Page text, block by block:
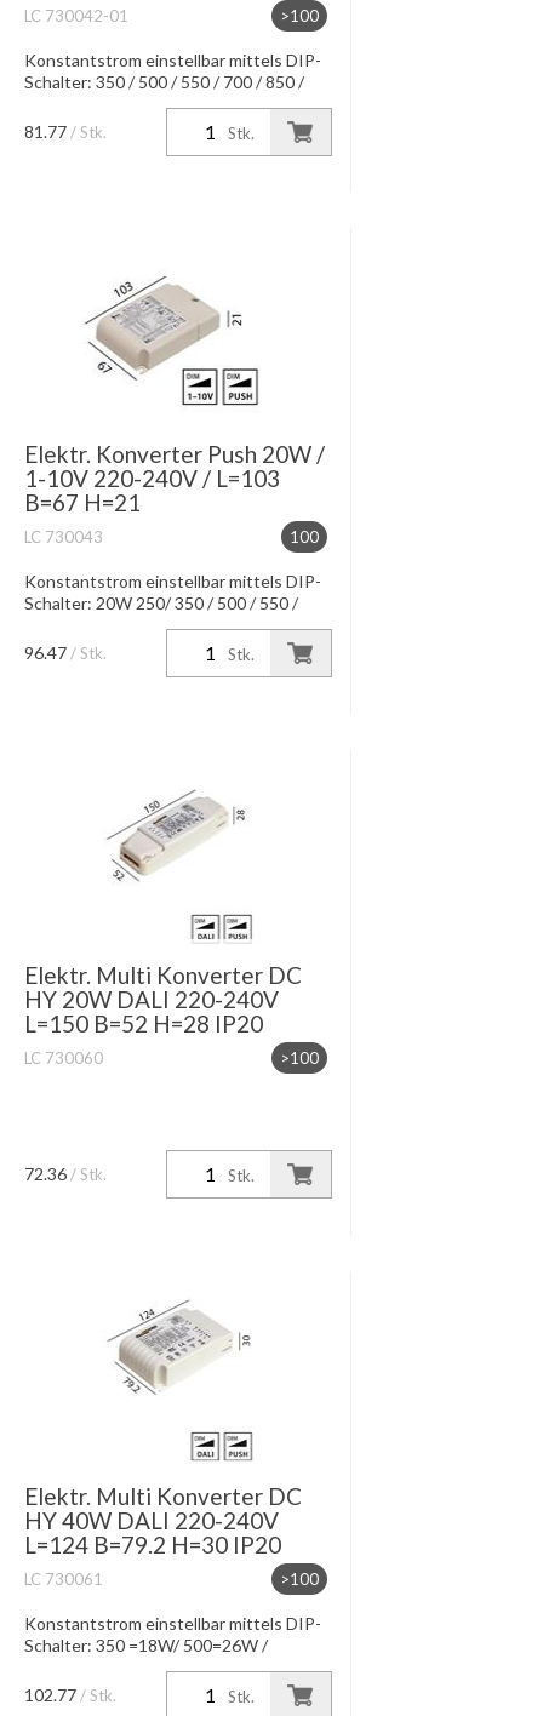
>100
LC 730042-01
Konstantstrom einstellbar mittels DIP-
Schalter: 350 / 500 / 550 / 700 / 850 /
mA Konstantspannung bei 24V 700 /
900mA IP20, Dimmung mittels Push
Stk.
81.77 / Stk.
Elektr. Konverter Push 20W /
1-10V 220-240V / L=103
B=67 H=21
100
LC 730043
Konstantstrom einstellbar mittels DIP-
Schalter: 20W 250/ 350 / 500 / 550 /
600 mA 25W Konstantspannung bei
24V 700mA IP20, Dimmung mittels
Push Funktion oder 1-10V Dimmun...
Stk.
96.47 / Stk.
Elektr. Multi Konverter DC
HY 20W DALI 220-240V
L=150 B=52 H=28 IP20
>100
LC 730060
Stk.
72.36 / Stk.
Elektr. Multi Konverter DC
HY 40W DALI 220-240V
L=124 B=79.2 H=30 IP20
>100
LC 730061
Konstantstrom einstellbar mittels DIP-
Schalter: 350 =18W/ 500=26W /
700=36W / 900mA=40W
Konstantspannung bei 12V=10.5W /
Stk.
102.77 / Stk.